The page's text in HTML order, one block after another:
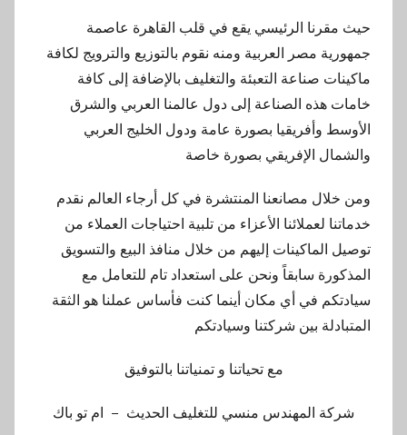
حيث مقرنا الرئيسي يقع في قلب القاهرة عاصمة
جمهورية مصر العربية ومنه نقوم بالتوزيع والترويج لكافة
ماكينات صناعة التعبئة والتغليف بالإضافة إلى كافة
خامات هذه الصناعة إلى دول عالمنا العربي والشرق
الأوسط وأفريقيا بصورة عامة ودول الخليج العربي
والشمال الإفريقي بصورة خاصة
ومن خلال مصانعنا المنتشرة في كل أرجاء العالم نقدم
خدماتنا لعملائنا الأعزاء من تلبية احتياجات العملاء من
توصيل الماكينات إليهم من خلال منافذ البيع والتسويق
المذكورة سابقاً ونحن على استعداد تام للتعامل مع
سيادتكم في أي مكان أينما كنت فأساس عملنا هو الثقة
المتبادلة بين شركتنا وسيادتكم
مع تحياتنا و تمنياتنا بالتوفيق
شركة المهندس منسي للتغليف الحديث – ام تو باك